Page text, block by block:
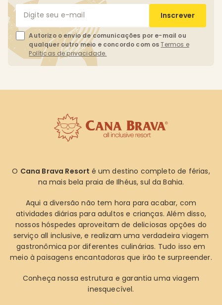
Inscrever
Autorizo o envio de comunicações por e-mail ou
qualquer outro meio e concordo com osTermos e
Políticas de privacidade.
O Cana Brava Resort é um destino completo de férias,
na mais bela praia de Ilhéus, sul da Bahia.
Aqui a diversão não tem hora para acabar, com
atividades diárias para adultos e crianças. Além disso,
nossos hóspedes aproveitam de deliciosas opções do
serviço all inclusive, e realizam uma verdadeira viagem
gastronômica por diferentes culinárias. Tudo isso em
meio à paisagens encantadoras que irão te surpreender.
Conheça nossa estrutura e garantia uma viagem
inesquecível.